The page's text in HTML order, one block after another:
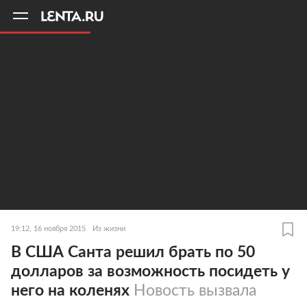
19:12, 16 ноября 2015 Из жизни
В США Санта решил брать по 50
долларов за возможность посидеть у
него на коленях Новость вызвала